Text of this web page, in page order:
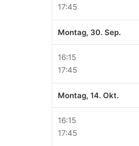
17:45
Montag, 30. Sep.
16:15
17:45
Montag, 14. Okt.
16:15
17:45